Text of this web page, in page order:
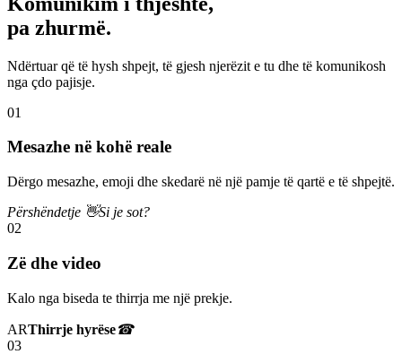
pa zhurmë.
Ndërtuar që të hysh shpejt, të gjesh njerëzit e tu dhe të komunikosh
nga çdo pajisje.
01
Mesazhe në kohë reale
Dërgo mesazhe, emoji dhe skedarë në një pamje të qartë e të shpejtë.
Përshëndetje 👋Si je sot?
02
Zë dhe video
Kalo nga biseda te thirrja me një prekje.
ARThirrje hyrëse☎
03